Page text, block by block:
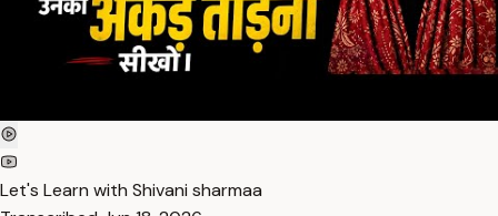
Let's Learn with Shivani sharmaa